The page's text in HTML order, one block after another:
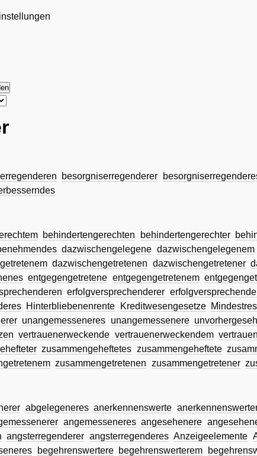
besorgniserregenderer
behindertengerechten behindertengerechter
dazwischengelegene dazwischengelegenem
dazwischengetretenen dazwischengetretener
entgegengetretene entgegengetretenem
erfolgversprechenderer
Hinterbliebenenrente Kreditwesengesetze
unangemesseneres unangemessenere
vertrauenerweckende vertrauenerweckendem
zusammengeheftetes zusammengeheftete
zusammengetretenen zusammengetretener
abgelegeneres anerkennenswerte
angemesseneres angesehenere
angsterregenderer angsterregenderes Anzeigeelemente
begehrenswertere begehrenswerterem